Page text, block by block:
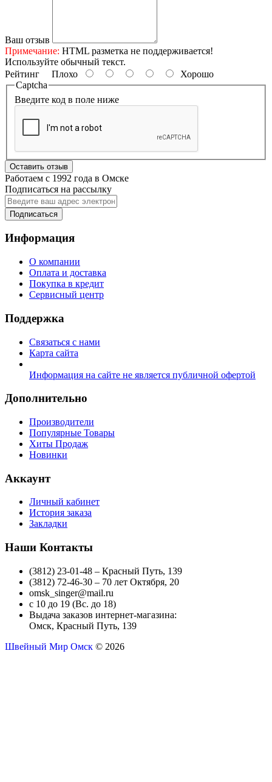
Ваш отзыв
Примечание: HTML разметка не поддерживается!
Используйте обычный текст.
Рейтинг Плохо
Хорошо
Captcha
Введите код в поле ниже
Оставить отзыв
Работаем с 1992 года в Омске
Подписаться на рассылку
Подписаться
Информация
О компании
Оплата и доставка
Покупка в кредит
Сервисный центр
Поддержка
Связаться с нами
Карта сайта
Информация на сайте не является публичной офертой
Дополнительно
Производители
Популярные Товары
Хиты Продаж
Новинки
Аккаунт
Личный кабинет
История заказа
Закладки
Наши Контакты
(3812) 23-01-48 – Красный Путь, 139
(3812) 72-46-30 – 70 лет Октября, 20
omsk_singer@mail.ru
с 10 до 19 (Вс. до 18)
Выдача заказов интернет-магазина:
Омск, Красный Путь, 139
Швейный Мир Омск © 2026